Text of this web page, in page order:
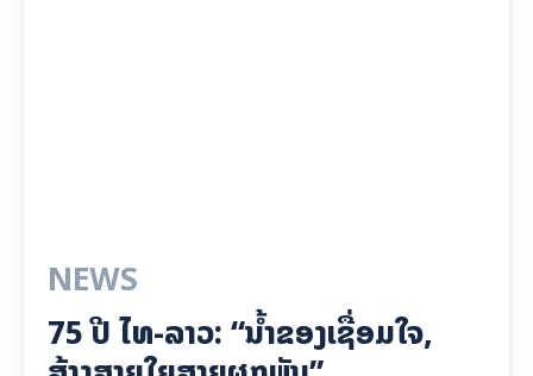
NEWS
75 ປີ ​ໄທ-ລາວ: “​ນ້ຳ​ຂອງ​ເຊື່ອມ​​ໃຈ,